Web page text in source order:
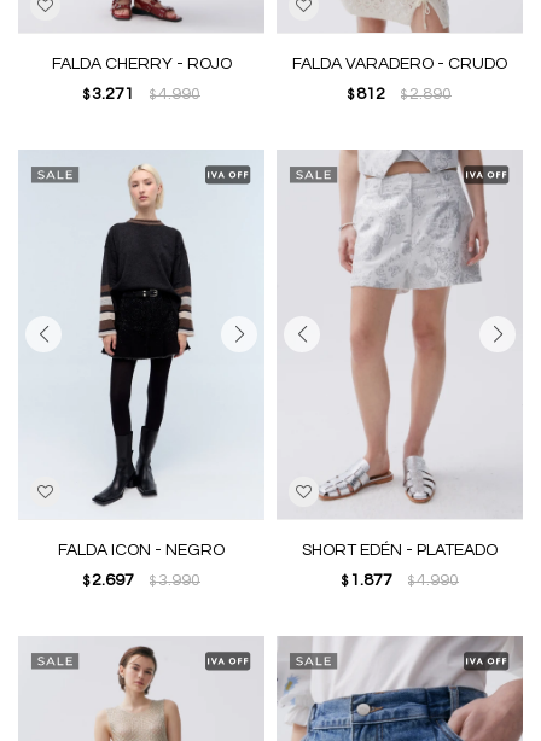
FALDA CHERRY - ROJO
$ 3.271 $4.990
FALDA VARADERO - CRUDO
$ 812 $2.890
FALDA ICON - NEGRO
$ 2.697 $3.990
SHORT EDÉN - PLATEADO
$ 1.877 $4.990